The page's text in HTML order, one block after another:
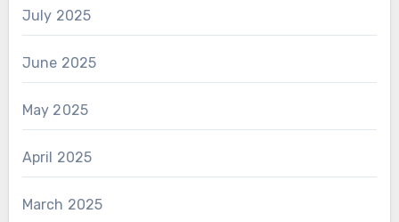
July 2025
June 2025
May 2025
April 2025
March 2025